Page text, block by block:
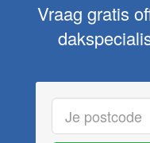
Vraag gratis